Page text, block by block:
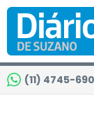
(11) 4745-